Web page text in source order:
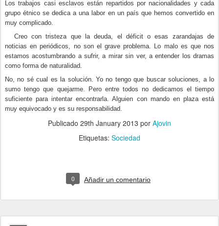
Los trabajos casi esclavos están repartidos por nacionalidades y cada
grupo étnico se dedica a una labor en un país que hemos convertido en
muy complicado.
Creo con tristeza que la deuda, el déficit o esas zarandajas de
noticias en periódicos, no son el grave problema. Lo malo es que nos
estamos acostumbrando a sufrir, a mirar sin ver, a entender los dramas
como forma de naturalidad.
No, no sé cual es la solución. Yo no tengo que buscar soluciones, a lo
sumo tengo que quejarme. Pero entre todos no dedicamos el tiempo
suficiente para intentar encontrarla. Alguien con mando en plaza está
muy equivocado y es su responsabilidad.
Publicado 29th January 2013 por Ajovin
Etiquetas: Sociedad
0 Añadir un comentario